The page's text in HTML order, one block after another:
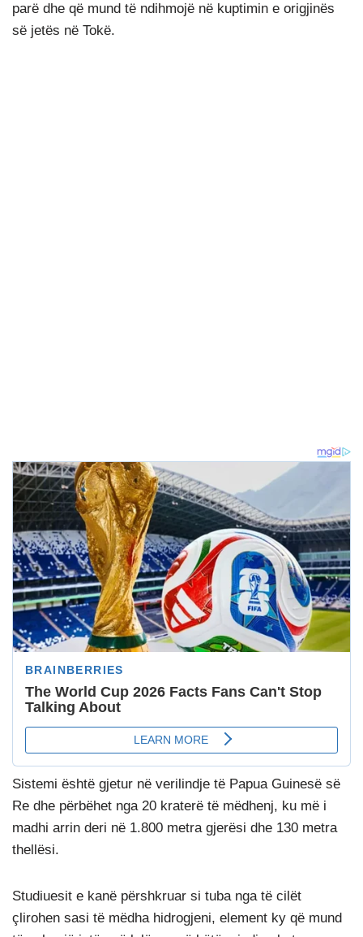
parë dhe që mund të ndihmojë në kuptimin e origjinës
së jetës në Tokë.
Sistemi është gjetur në verilindje të Papua Guinesë së
Re dhe përbëhet nga 20 kraterë të mëdhenj, ku më i
madhi arrin deri në 1.800 metra gjerësi dhe 130 metra
thellësi.
Studiuesit e kanë përshkruar si tuba nga të cilët
çlirohen sasi të mëdha hidrogjeni, element ky që mund